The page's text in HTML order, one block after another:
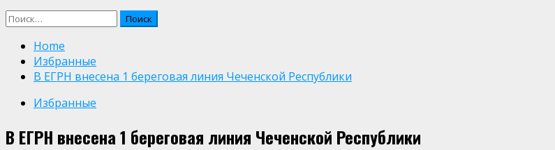
Найти:
Home
Избранные
В ЕГРН внесена 1 береговая линия Чеченской Республики
Избранные
В ЕГРН внесена 1 береговая линия Чеченской Республики